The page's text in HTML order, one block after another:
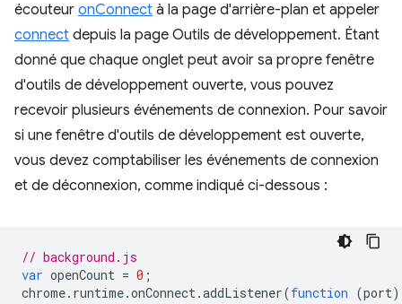
écouteur onConnect à la page d'arrière-plan et appeler
connect depuis la page Outils de développement. Étant
donné que chaque onglet peut avoir sa propre fenêtre
d'outils de développement ouverte, vous pouvez
recevoir plusieurs événements de connexion. Pour savoir
si une fenêtre d'outils de développement est ouverte,
vous devez comptabiliser les événements de connexion
et de déconnexion, comme indiqué ci-dessous :
// background.js
var openCount = 0 ;
chrome. runtime.onConnect.addListener(function (port)